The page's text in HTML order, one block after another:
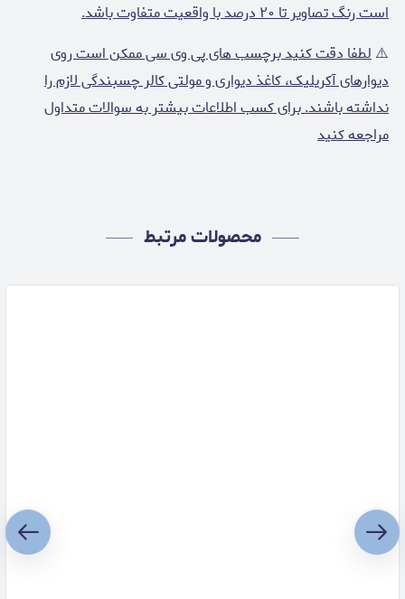
است رنگ تصاویر تا ۲۰ درصد با واقعیت متفاوت باشد.
⚠️لطفا دقت کنید برچسب های پی وی سی ممکن است روی
دیوارهای آکریلیک، کاغذ دیواری و مولتی کالر چسبندگی لازم را
نداشته باشند. برای کسب اطلاعات بیشتر به سوالات متداول
مراجعه کنید
محصولات مرتبط